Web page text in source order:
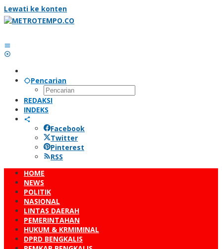
Lewati ke konten
Pencarian
REDAKSI
INDEKS
Facebook
Twitter
Pinterest
RSS
HOME
NEWS
POLITIK
NASIONAL
LINTAS DAERAH
PEMERINTAHAN
HUKUM & KRMIMINAL
DPRD BENGKALIS